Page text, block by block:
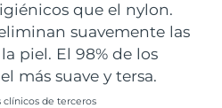
que el nylon.
suavemente las
piel. El 98% de los
más suave y tersa.
clínicos de terceros